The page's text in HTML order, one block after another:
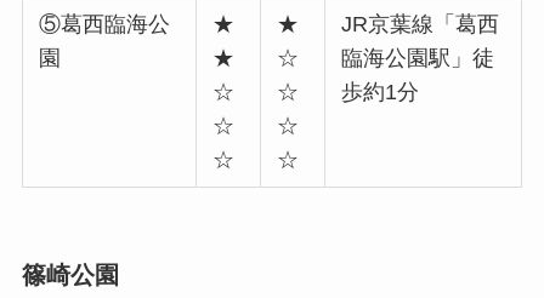
⑤葛西臨海公
園
★
★
☆
☆
☆
★
☆
☆
☆
☆
JR京葉線「葛西
臨海公園駅」徒
歩約1分
篠崎公園